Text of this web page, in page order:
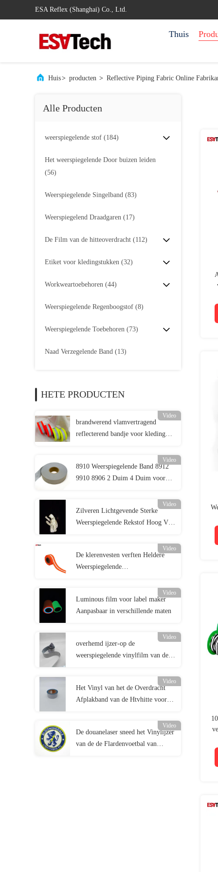
ESA Reflex (Shanghai) Co., Ltd.
Thuis
Huis> producten > Reflective Piping Fabric Online
Alle Producten
weerspiegelende stof (184)
Het weerspiegelende Door buizen leiden
(56)
Weerspiegelende Singelband (83)
Weerspiegelend Draadgaren (17)
De Film van de hitteoverdracht (112)
Etiket voor kledingstukken (32)
Workweartoebehoren (44)
Weerspiegelende Regenboogstof (8)
Weerspiegelende Toebehoren (73)
Naad Verzegelende Band (13)
HETE PRODUCTEN
Video
brandwerend vlamvertragend
reflecterend bandje voor kleding
Video
8910 Weerspiegelende Band 8912
9910 8906 2 Duim 4 Duim voor
Video
Zilveren Lichtgevende Sterke
Weerspiegelende Rekstof Hoog Vis
Video
De klerenvesten verften Heldere
Weerspiegelende
Video
Luminous film voor label maker
Aanpasbaar in verschillende maten
Video
overhemd ijzer-op de
weerspiegelende vinylfilm van de
Video
Het Vinyl van het de Overdracht
Afplakband van de Htvhitte voor de
Video
De douanelaser sneed het Vinylijzer
van de de Flardenvoetbal van